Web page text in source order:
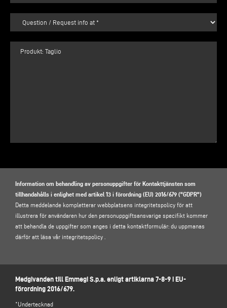
Information om behandling av personuppgifter för Kontakttjänsten som
tillhandahålls i enlighet med artikel 13 i förordning (EU) 2016/679 ("GDPR")
Detta meddelande kompletterar webbplatsens integritetspolicy för att
illustrera för användaren hur den personuppgiftsansvarige specifikt kommer
att behandla de uppgifter som anges i detta kontaktformulär: du uppmanas
därför att läsa vår integritetspolicy
pro tempore, med säte på Via Archimede, 10 - 41019 - Limidi di Soliera (MO) -
Italien, e-postinfo@emmegi.com
Dataskyddsombud (DPO): Dr. Donato Eugenio Caccavella, e-postadress:
Medgivanden till Emmegi S.p.a. enligt artiklarna 7-8-9 i EU-
förordning 2016/679.
*Undertecknad